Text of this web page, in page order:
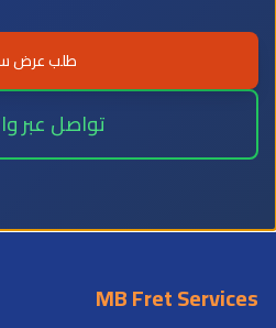
طلب عرض
تواصل عبر
MB Fret Services